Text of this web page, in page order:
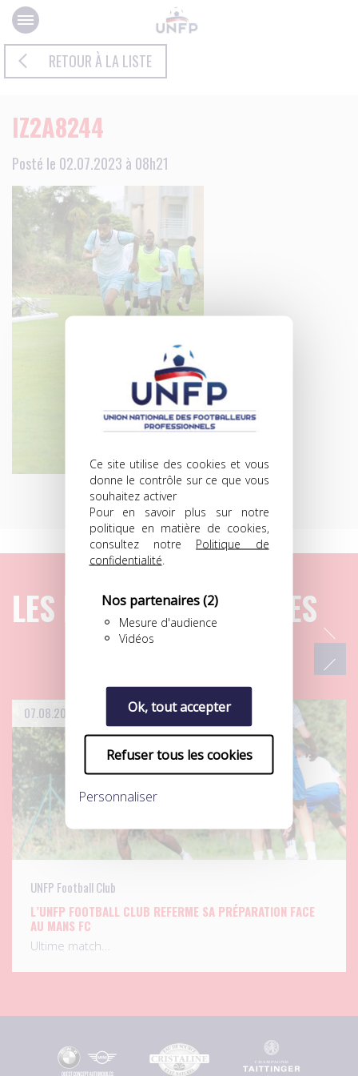
Panneau de gestion des cookies
Ce site utilise des cookies et vous
donne le contrôle sur ce que vous
souhaitez activer
Pour en savoir plus sur notre
politique en matière de cookies,
consultez notre Politique de
confidentialité
Nos partenaires(2)
Mesure d'audience
Vidéos
Ok, tout accepter
Refuser tous les cookies
Personnaliser
RETOUR À LA LISTE
IZ2A8244
Posté le 02.07.2023 à 08h21
LES DERNIERS ARTICLES
07.08.2026
UNFP Football Club
L’UNFP FOOTBALL CLUB REFERME SA PRÉPARATION FACE
AU MANS FC
Ultime match…